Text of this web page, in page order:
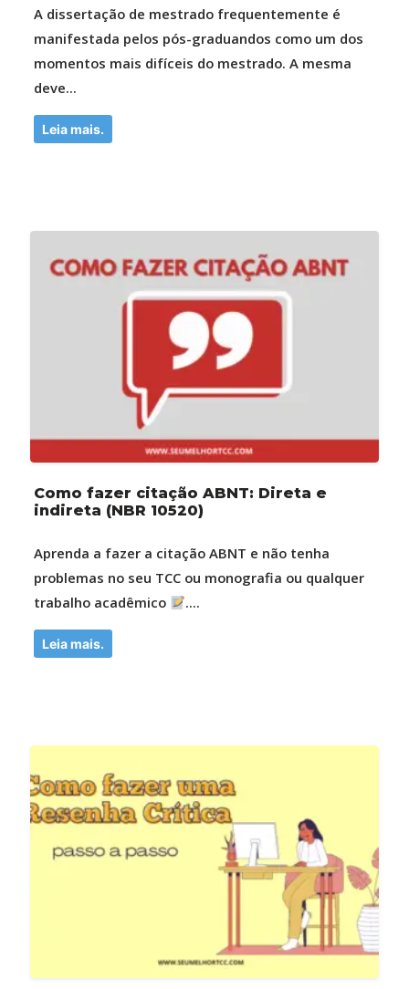
A dissertação de mestrado frequentemente é
manifestada pelos pós-graduandos como um dos
momentos mais difíceis do mestrado. A mesma
deve...
Leia mais.
Como fazer citação ABNT: Direta e
indireta (NBR 10520)
Aprenda a fazer a citação ABNT e não tenha
problemas no seu TCC ou monografia ou qualquer
trabalho acadêmico
....
Leia mais.